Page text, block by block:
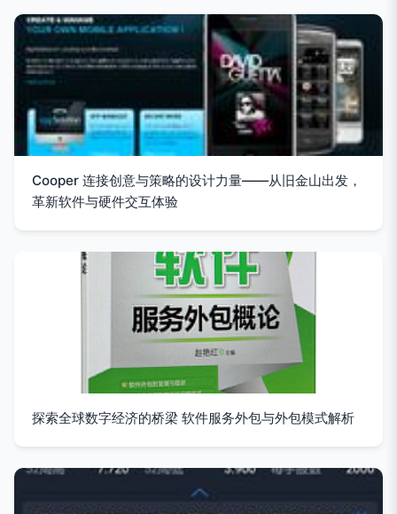
Cooper 连接创意与策略的设计力量——从旧金山出发，
革新软件与硬件交互体验
探索全球数字经济的桥梁 软件服务外包与外包模式解析